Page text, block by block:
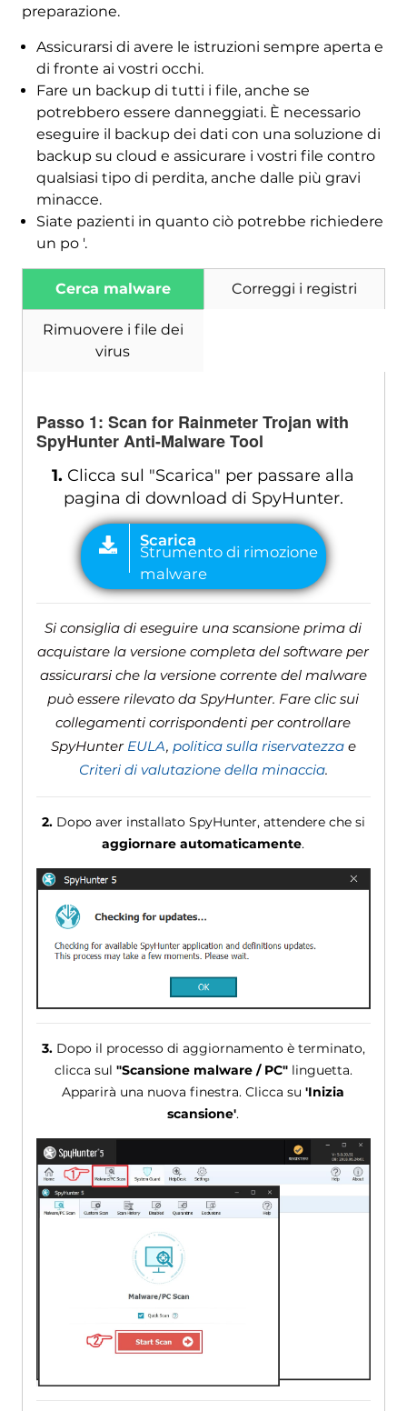
preparazione.
Assicurarsi di avere le istruzioni sempre aperta e
di fronte ai vostri occhi.
Fare un backup di tutti i file, anche se
potrebbero essere danneggiati. È necessario
eseguire il backup dei dati con una soluzione di
backup su cloud e assicurare i vostri file contro
qualsiasi tipo di perdita, anche dalle più gravi
minacce.
Siate pazienti in quanto ciò potrebbe richiedere
un po '.
Cerca malware Correggi i registri
Rimuovere i file dei
virus
Passo 1: Scan for Rainmeter Trojan with
SpyHunter Anti-Malware Tool
1. Clicca sul "Scarica" per passare alla
pagina di download di SpyHunter.
Scarica
Strumento di rimozione
malware
Si consiglia di eseguire una scansione prima di
acquistare la versione completa del software per
assicurarsi che la versione corrente del malware
può essere rilevato da SpyHunter. Fare clic sui
collegamenti corrispondenti per controllare
SpyHunter EULA, politica sulla riservatezzae
Criteri di valutazione della minaccia.
2.Dopo aver installato SpyHunter, attendere che si
aggiornare automaticamente.
3.Dopo il processo di aggiornamento è terminato,
clicca sul "Scansione malware / PC"linguetta.
Apparirà una nuova finestra. Clicca su'Inizia
scansione'.